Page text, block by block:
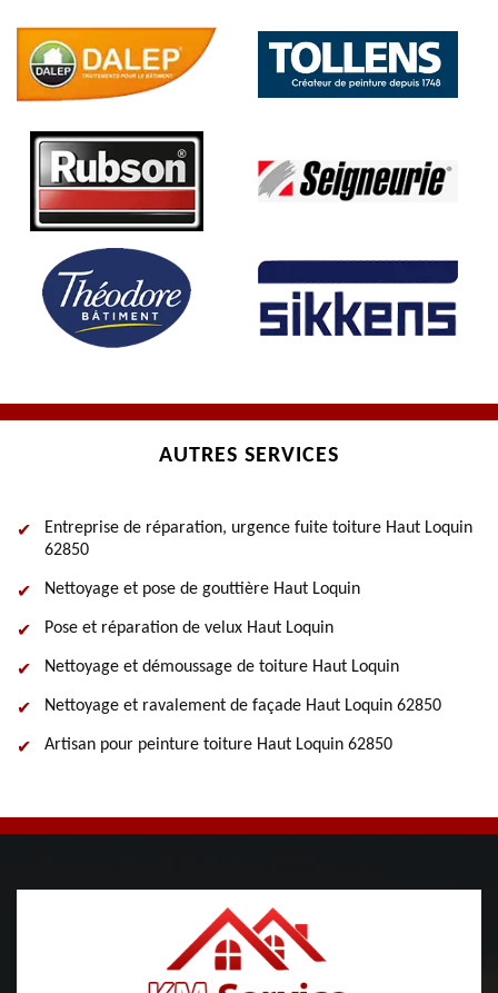
AUTRES SERVICES
Entreprise de réparation, urgence fuite toiture Haut Loquin
62850
Nettoyage et pose de gouttière Haut Loquin
Pose et réparation de velux Haut Loquin
Nettoyage et démoussage de toiture Haut Loquin
Nettoyage et ravalement de façade Haut Loquin 62850
Artisan pour peinture toiture Haut Loquin 62850